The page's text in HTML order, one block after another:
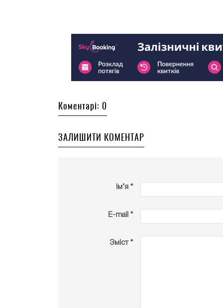
Коментарі: 0
ЗАЛИШИТИ КОМЕНТАР
Ім’я *
E-mail *
Зміст *